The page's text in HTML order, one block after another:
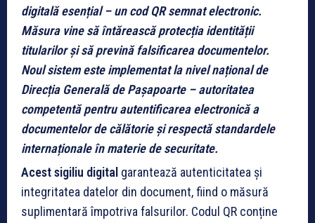
digitală esențial – un cod QR semnat electronic.
Măsura vine să întărească protecția identității
titularilor și să prevină falsificarea documentelor.
Noul sistem este implementat la nivel național de
Direcția Generală de Pașapoarte – autoritatea
competentă pentru autentificarea electronică a
documentelor de călătorie și respectă standardele
internaționale în materie de securitate.
Acest sigiliu digital garantează autenticitatea și
integritatea datelor din document, fiind o măsură
suplimentară împotriva falsurilor. Codul QR conține